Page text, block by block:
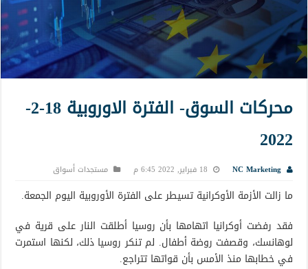
محركات السوق- الفترة الاوروبية 18-2-
2022
NC Marketing 18 فبراير, 2022 6:45 م مستجدات أسواق
ما زالت الأزمة الأوكرانية تسيطر على الفترة الأوروبية اليوم الجمعة.
فقد رفضت أوكرانيا اتهامها بأن روسيا أطلقت النار على قرية في
لوهانسك، وقصفت روضة أطفال. لم تنكر روسيا ذلك، لكنها استمرت
في خطابها منذ الأمس بأن قواتها تتراجع.